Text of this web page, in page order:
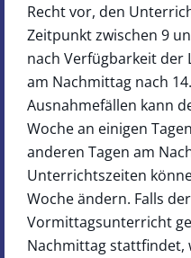
Recht vor, den
Zeitpunkt zwischen 9
nach Verfügbarkeit
am Nachmittag nach
Ausnahmefällen kann
Woche an einigen
anderen Tagen am
Unterrichtszeiten
Woche ändern. Falls
Vormittagsunterricht
Nachmittag stattfindet,